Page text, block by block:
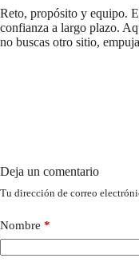
Reto, propósito y equipo.
confianza a largo plazo.
no buscas otro sitio,
Deja un comentario
Tu dirección de correo
Nombre *